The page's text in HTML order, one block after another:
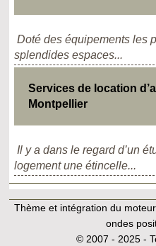
Doté des équipements les
splendides espaces...
Services de location
Montpellier
Il y a dans le regard d’un
logement une étincelle...
Thème et intégration du
ondes
© 2007 - 2025 -